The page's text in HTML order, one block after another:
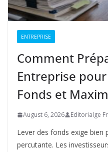
ENTREPRISE
Comment
Entreprise
Fonds et
August 6, 2026 Editorialge
Lever des fonds exige bien
percutante. Les